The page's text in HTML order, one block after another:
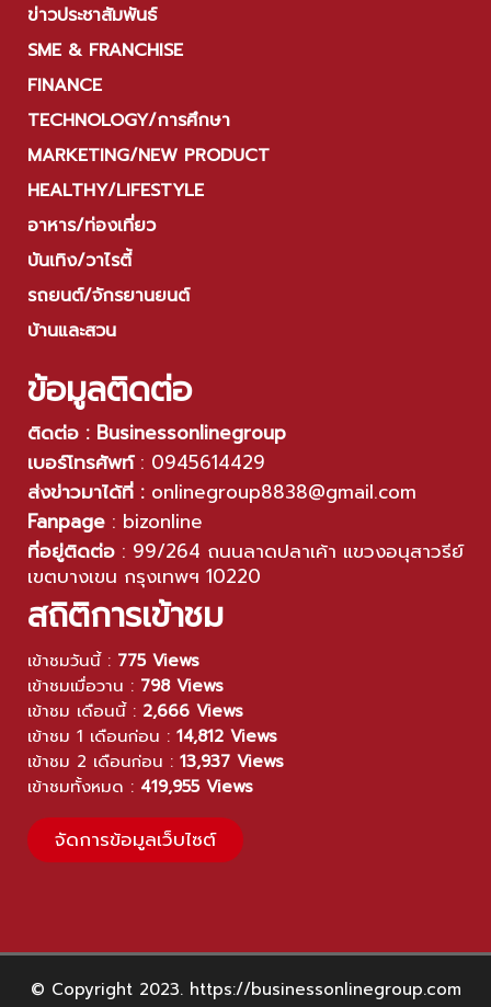
ข่าวประชาสัมพันธ์
SME & FRANCHISE
FINANCE
TECHNOLOGY/การศึกษา
MARKETING/NEW PRODUCT
HEALTHY/LIFESTYLE
อาหาร/ท่องเที่ยว
บันเทิง/วาไรตี้
รถยนต์/จักรยานยนต์
บ้านและสวน
ข้อมูลติดต่อ
ติดต่อ : Businessonlinegroup
เบอร์โทรศัพท์: 0945614429
ส่งข่าวมาได้ที่ : onlinegroup8838@gmail.com
Fanpage : bizonline
ที่อยู่ติดต่อ : 99/264 ถนนลาดปลาเค้า แขวงอนุสาวรีย์
เขตบางเขน กรุงเทพฯ 10220
สถิติการเข้าชม
เข้าชมวันนี้ : 775 Views
เข้าชมเมื่อวาน : 798 Views
เข้าชม เดือนนี้ : 2,666 Views
เข้าชม 1 เดือนก่อน : 14,812 Views
เข้าชม 2 เดือนก่อน : 13,937 Views
เข้าชมทั้งหมด : 419,955 Views
จัดการข้อมูลเว็บไซต์
© Copyright 2023. https://businessonlinegroup.com